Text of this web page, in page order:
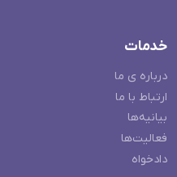
خدمات
درباره ی ما
ارتباط با ما
بیانیه‌ها
فعالیت‌ها
دادخواه